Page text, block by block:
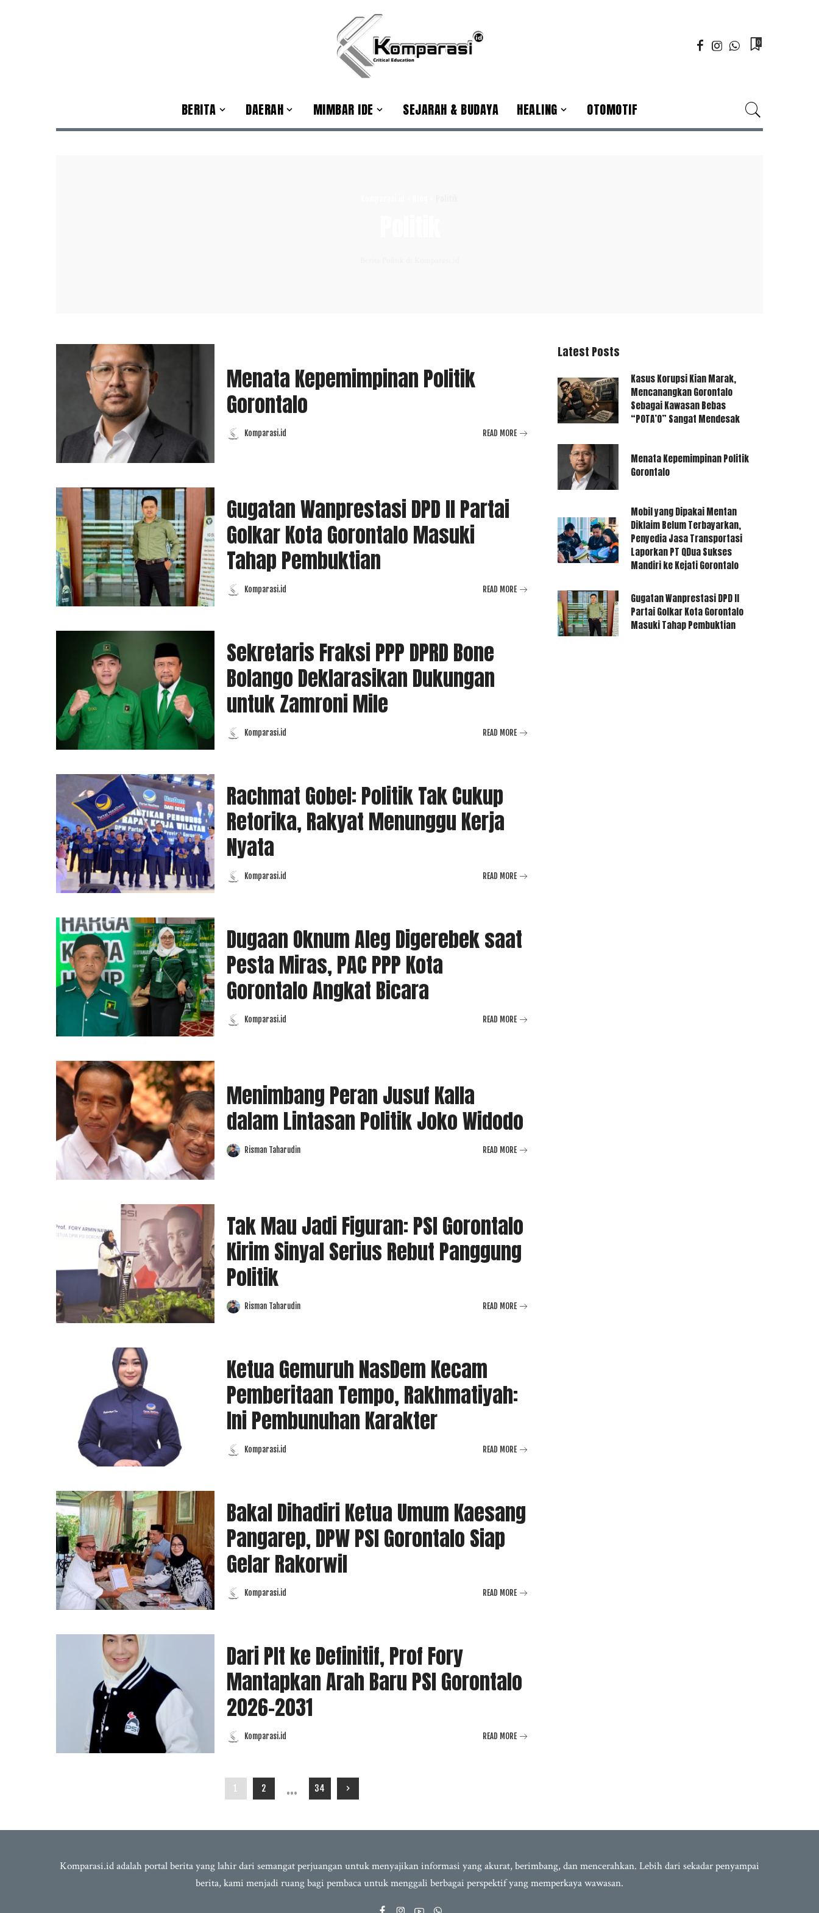
0
BERITA DAERAH MIMBAR IDE SEJARAH & BUDAYA HEALING OTOMOTIF
Menata Kepemimpinan Politik
Gorontalo
PostedKomparasi.id READ MORE
Gugatan Wanprestasi DPD II Partai
Golkar Kota Gorontalo Masuki
Tahap Pembuktian
PostedKomparasi.id READ MORE
Sekretaris Fraksi PPP DPRD Bone
Bolango Deklarasikan Dukungan
untuk Zamroni Mile
PostedKomparasi.id READ MORE
Rachmat Gobel: Politik Tak Cukup
Retorika, Rakyat Menunggu Kerja
Nyata
PostedKomparasi.id READ MORE
Dugaan Oknum Aleg Digerebek saat
Pesta Miras, PAC PPP Kota
Gorontalo Angkat Bicara
PostedKomparasi.id READ MORE
Menimbang Peran Jusuf Kalla
dalam Lintasan Politik Joko Widodo
PostedRisman Taharudin READ MORE
Tak Mau Jadi Figuran: PSI Gorontalo
Kirim Sinyal Serius Rebut Panggung
Politik
PostedRisman Taharudin READ MORE
Ketua Gemuruh NasDem Kecam
Pemberitaan Tempo, Rakhmatiyah:
Ini Pembunuhan Karakter
PostedKomparasi.id READ MORE
Bakal Dihadiri Ketua Umum Kaesang
Pangarep, DPW PSI Gorontalo Siap
Gelar Rakorwil
PostedKomparasi.id READ MORE
Dari Plt ke Definitif, Prof Fory
Mantapkan Arah Baru PSI Gorontalo
2026-2031
PostedKomparasi.id READ MORE
1 2 … 34
Latest Posts
Kasus Korupsi Kian Marak,
Mencanangkan Gorontalo
Sebagai Kawasan Bebas
“POTA’O” Sangat Mendesak
Menata Kepemimpinan Politik
Gorontalo
Mobil yang Dipakai Mentan
Diklaim Belum Terbayarkan,
Penyedia Jasa Transportasi
Laporkan PT QDua Sukses
Mandiri ke Kejati Gorontalo
Gugatan Wanprestasi DPD II
Partai Golkar Kota Gorontalo
Masuki Tahap Pembuktian
Komparasi.id adalah portal berita yang lahir dari semangat perjuangan untuk menyajikan informasi yang akurat, berimbang, dan mencerahkan. Lebih dari sekadar penyampai
berita, kami menjadi ruang bagi pembaca untuk menggali berbagai perspektif yang memperkaya wawasan.